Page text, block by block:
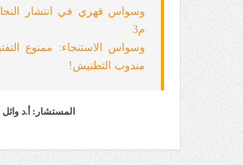
وسواس قهري في انتشار
م3
وسواس الاستنجاء: ممنوع
مندوب التطنيش!
المستشار: أ.د وائل